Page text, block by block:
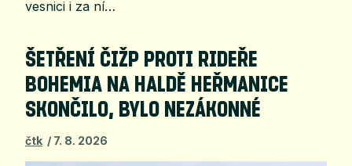
vesnici i za ní…
ŠETŘENÍ ČIŽP PROTI RIDEŘE
BOHEMIA NA HALDĚ HEŘMANICE
SKONČILO, BYLO NEZÁKONNÉ
čtk 7. 8. 2026